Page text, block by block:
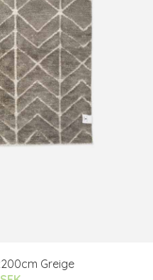
Greige